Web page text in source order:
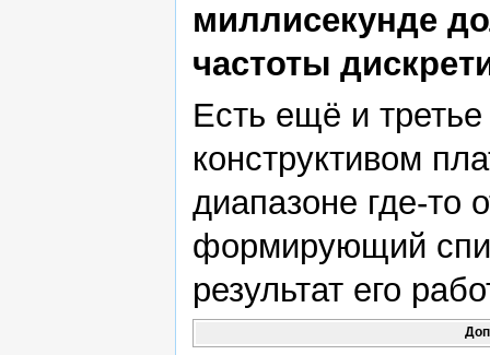
миллисекунде
частоты
Есть ещё и
конструктивом
диапазоне где-то
формирующий
результат его